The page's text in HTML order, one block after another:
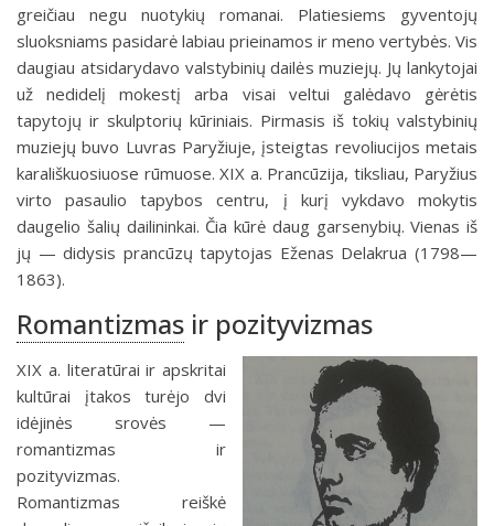
greičiau negu nuotykių romanai. Platiesiems gyventojų
sluoksniams pasidarė labiau prieinamos ir meno vertybės. Vis
daugiau atsidarydavo valstybinių dailės muziejų. Jų lankytojai
už nedidelį mokestį arba visai veltui galėdavo gėrėtis
tapytojų ir skulptorių kūriniais. Pirmasis iš tokių valstybinių
muziejų buvo Luvras Paryžiuje, įsteigtas revoliucijos metais
karališkuosiuose rūmuose. XIX a. Prancūzija, tiksliau, Paryžius
virto pasaulio tapybos centru, į kurį vykdavo mokytis
daugelio šalių dailininkai. Čia kūrė daug garsenybių. Vienas iš
jų — didysis prancūzų tapytojas Eženas Delakrua (1798—
1863).
Romantizmas ir pozityvizmas
XIX a. literatūrai ir apskritai
kultūrai įtakos turėjo dvi
idėjinės srovės —
romantizmas ir
pozityvizmas.
Romantizmas reiškė